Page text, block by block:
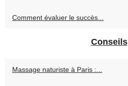
Comment évaluer le succès...
Conseils
Massage naturiste à Paris :...